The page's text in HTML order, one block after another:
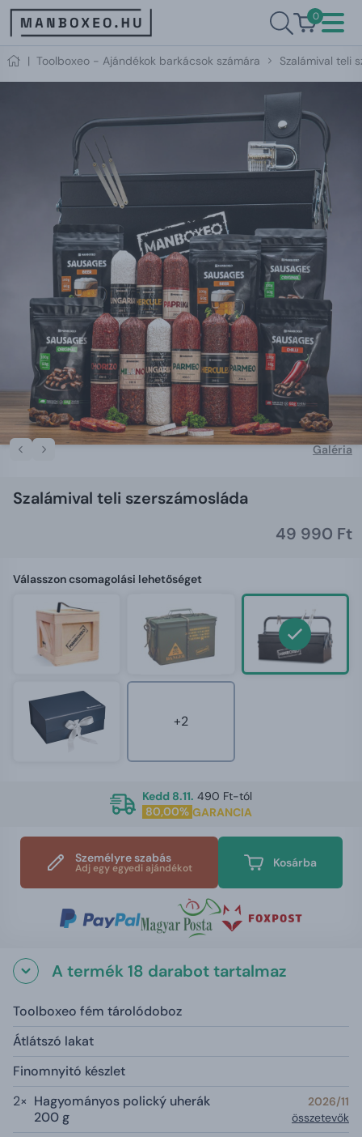
0
| Toolboxeo - Ajándékok barkácsok számára Szalámival teli
Galéria
Szalámival teli szerszámosláda
49 990 Ft
Válasszon csomagolási lehetőséget
+2
Kedd 8.11. 490 Ft-tól
80,00% GARANCIA
Személyre szabás
Adj egy egyedi ajándékot Kosárba
A termék 18 darabot tartalmaz
Toolboxeo fém tárolódoboz
Átlátszó lakat
Finomnyitó készlet
2× Hagyományos polický uherák
200 g
2026/11
összetevők